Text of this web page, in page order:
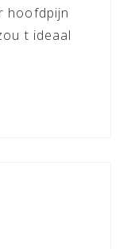
hoofdpijn
t ideaal